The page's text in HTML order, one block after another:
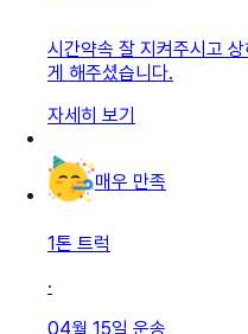
시간약속 잘 지켜주시고
게 해주셨습니다.
자세히 보기
매우 만족
1톤 트럭
·
04월 15일 운송